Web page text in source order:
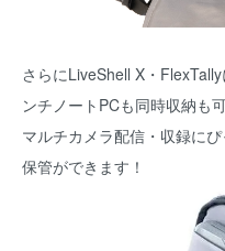
さらにLiveShell X・
ンチノートPCも同時収納も
マルチカメラ配信・収録に
保管ができます！